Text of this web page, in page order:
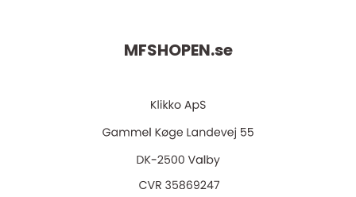
MFSHOPEN.se